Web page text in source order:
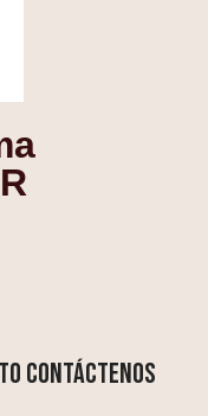
contáctenos